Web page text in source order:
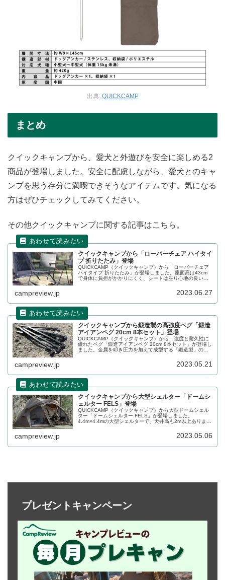
出典: QUICKCAMP
まとめ
クイックキャンプから、愛犬と外遊びを安全に楽しめる2
商品が登場しました。安全に配慮しながら、愛犬とのキャ
ンプを思う存分に満喫できそうなアイテムです。気になる
方はぜひチェックしてみてください。
その他クイックキャンプに関する記事はこちら。
クイックキャンプから「ローバーチェア ハイタイ
プ 折りたたみ」登場
QUICKCAMP（クイックキャンプ）から「ローバーチェア
ハイタイプ 折りたたみ」が登場しました。座面高は43cm
で身体に負担がかかりにくく、シートは座り心地の良いウ
campreview.jp 2023.06.27
クイックキャンプから鍛造製の高強度ペグ「鍛造
アイアンペグ 20cm 8本セット」登場
QUICKCAMP（クイックキャンプ）から、強度と耐久性に
優れたペグ「鍛造アイアンペグ 20cm 8本セット」が登場し
ました。金属を叩き圧力を加えて成型する「鍛造製」の丈
campreview.jp 2023.05.21
クイックキャンプから大型シェルター「ドームシ
ェルター FELS」登場
QUICKCAMP（クイックキャンプ）から大型ドームシェル
ター「ドームシェルター FELS」が登場しました。
4.4m×4.4mの大型シェルターで、天井高も2m以上ありま
campreview.jp 2023.05.06
プレゼントキャンペーン